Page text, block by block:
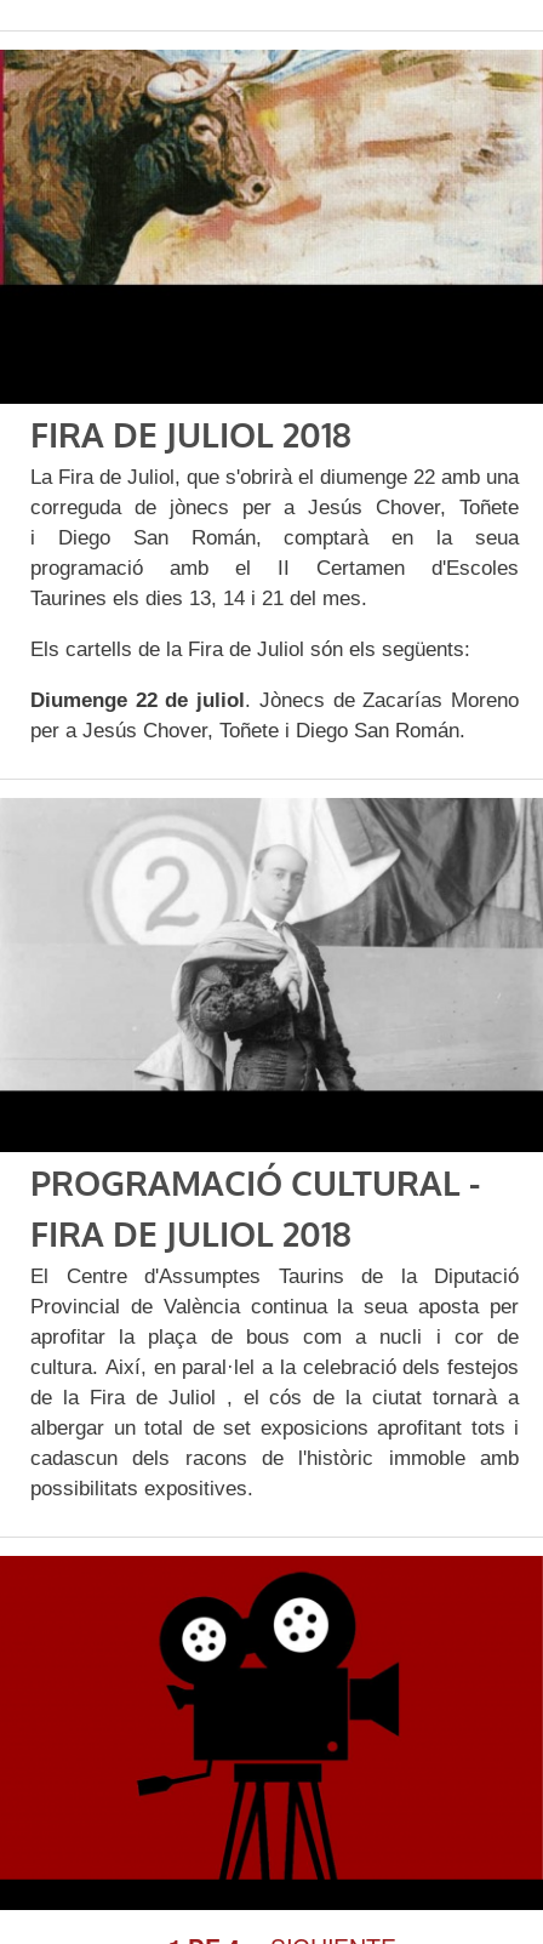
FIRA DE JULIOL 2018
La Fira de Juliol, que s'obrirà el diumenge 22 amb una
correguda de jònecs per a Jesús Chover, Toñete
i Diego San Román, comptarà en la seua
programació amb el II Certamen d'Escoles
Taurines els dies 13, 14 i 21 del mes.
Els cartells de la Fira de Juliol són els següents:
Diumenge 22 de juliol. Jònecs de Zacarías Moreno
per a Jesús Chover, Toñete i Diego San Román.
PROGRAMACIÓ CULTURAL -
FIRA DE JULIOL 2018
El Centre d'Assumptes Taurins de la Diputació
Provincial de València continua la seua aposta per
aprofitar la plaça de bous com a nucli i cor de
cultura. Així, en paral·lel a la celebració dels festejos
de la Fira de Juliol , el cós de la ciutat tornarà a
albergar un total de set exposicions aprofitant tots i
cadascun dels racons de l'històric immoble amb
possibilitats expositives.